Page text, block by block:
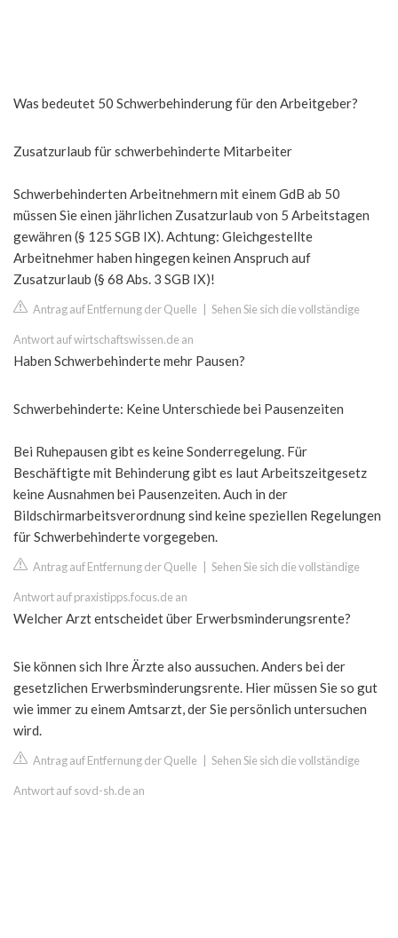
Was bedeutet 50 Schwerbehinderung für den Arbeitgeber?
Zusatzurlaub für schwerbehinderte Mitarbeiter
Schwerbehinderten Arbeitnehmern mit einem GdB ab 50
müssen Sie einen jährlichen Zusatzurlaub von 5 Arbeitstagen
gewähren (§ 125 SGB IX). Achtung: Gleichgestellte
Arbeitnehmer haben hingegen keinen Anspruch auf
Zusatzurlaub (§ 68 Abs. 3 SGB IX)!
Antrag auf Entfernung der Quelle Sehen Sie sich die vollständige
Antwort auf wirtschaftswissen.de an
Haben Schwerbehinderte mehr Pausen?
Schwerbehinderte: Keine Unterschiede bei Pausenzeiten
Bei Ruhepausen gibt es keine Sonderregelung. Für
Beschäftigte mit Behinderung gibt es laut Arbeitszeitgesetz
keine Ausnahmen bei Pausenzeiten. Auch in der
Bildschirmarbeitsverordnung sind keine speziellen Regelungen
für Schwerbehinderte vorgegeben.
Antrag auf Entfernung der Quelle Sehen Sie sich die vollständige
Antwort auf praxistipps.focus.de an
Welcher Arzt entscheidet über Erwerbsminderungsrente?
Sie können sich Ihre Ärzte also aussuchen. Anders bei der
gesetzlichen Erwerbsminderungsrente. Hier müssen Sie so gut
wie immer zu einem Amtsarzt, der Sie persönlich untersuchen
wird.
Antrag auf Entfernung der Quelle Sehen Sie sich die vollständige
Antwort auf sovd-sh.de an